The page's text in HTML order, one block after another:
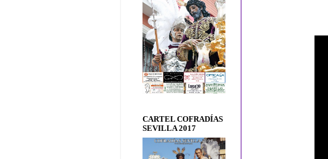
CARTEL COFRADÍAS
SEVILLA 2017